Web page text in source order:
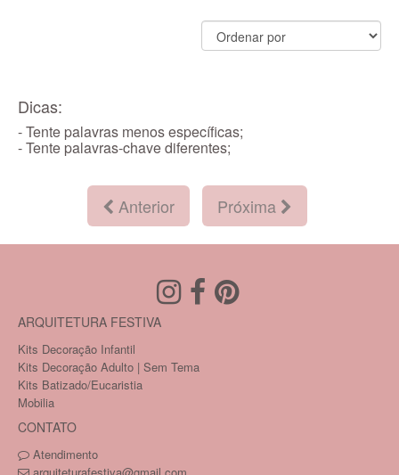
Dicas:
- Tente palavras menos específicas;
- Tente palavras-chave diferentes;
Anterior Próxima
ARQUITETURA FESTIVA
Kits Decoração Infantil
Kits Decoração Adulto | Sem Tema
Kits Batizado/Eucaristia
Mobilia
CONTATO
Atendimento